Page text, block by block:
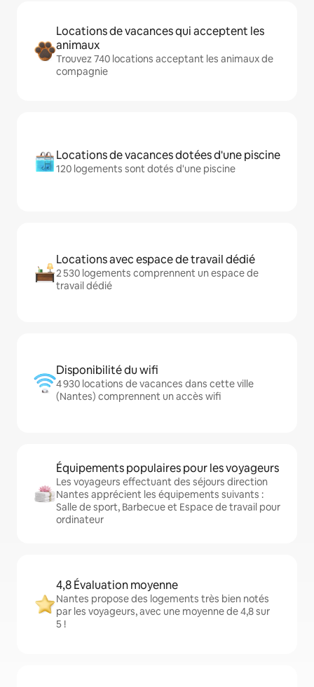
Locations de vacances qui acceptent les
animaux
Trouvez 740 locations acceptant les animaux de
compagnie
Locations de vacances dotées d'une piscine
120 logements sont dotés d'une piscine
Locations avec espace de travail dédié
2 530 logements comprennent un espace de
travail dédié
Disponibilité du wifi
4 930 locations de vacances dans cette ville
(Nantes) comprennent un accès wifi
Équipements populaires pour les voyageurs
Les voyageurs effectuant des séjours direction
Nantes apprécient les équipements suivants :
Salle de sport, Barbecue et Espace de travail pour
ordinateur
4,8 Évaluation moyenne
Nantes propose des logements très bien notés
par les voyageurs, avec une moyenne de 4,8 sur
5 !